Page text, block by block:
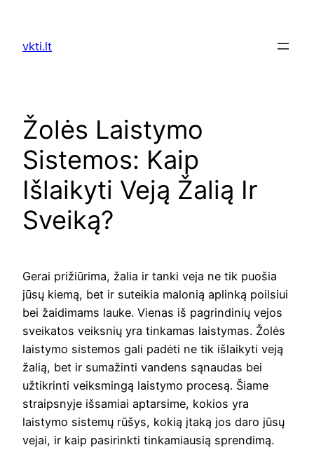
content
vkti.lt
Žolės Laistymo
Sistemos: Kaip
Išlaikyti Veją Žalią Ir
Sveiką?
Gerai prižiūrima, žalia ir tanki veja ne tik puošia
jūsų kiemą, bet ir suteikia malonią aplinką poilsiui
bei žaidimams lauke. Vienas iš pagrindinių vejos
sveikatos veiksnių yra tinkamas laistymas. Žolės
laistymo sistemos gali padėti ne tik išlaikyti veją
žalią, bet ir sumažinti vandens sąnaudas bei
užtikrinti veiksmingą laistymo procesą. Šiame
straipsnyje išsamiai aptarsime, kokios yra
laistymo sistemų rūšys, kokią įtaką jos daro jūsų
vejai, ir kaip pasirinkti tinkamiausią sprendimą.